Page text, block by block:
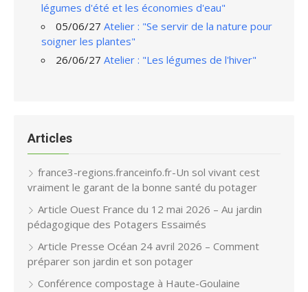
légumes d'été et les économies d'eau"
05/06/27 Atelier : "Se servir de la nature pour
soigner les plantes"
26/06/27 Atelier : "Les légumes de l'hiver"
Articles
france3-regions.franceinfo.fr-Un sol vivant cest
vraiment le garant de la bonne santé du potager
Article Ouest France du 12 mai 2026 – Au jardin
pédagogique des Potagers Essaimés
Article Presse Océan 24 avril 2026 – Comment
préparer son jardin et son potager
Conférence compostage à Haute-Goulaine